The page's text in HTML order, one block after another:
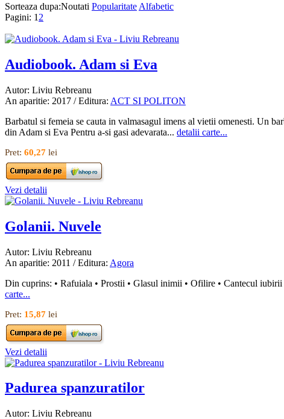
Sorteaza dupa:Noutati Popularitate Alfabetic
Pagini: 1 2
Audiobook. Adam si Eva
Autor: Liviu Rebreanu
An aparitie: 2017 / Editura: ACT SI POLITON
Barbatul si femeia se cauta in valmasagul imens al vietii omenesti. Un
din Adam si Eva Pentru a-si gasi adevarata... detalii carte...
Pret: 60,27 lei
Vezi detalii
Golanii. Nuvele
Autor: Liviu Rebreanu
An aparitie: 2011 / Editura: Agora
Din cuprins: • Rafuiala • Prostii • Glasul inimii • Ofilire • Cantecul
carte...
Pret: 15,87 lei
Vezi detalii
Padurea spanzuratilor
Autor: Liviu Rebreanu